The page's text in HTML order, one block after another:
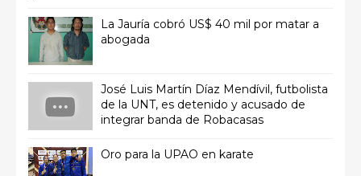
La Jauría cobró US$ 40 mil por matar a
abogada
José Luis Martín Díaz Mendívil, futbolista
de la UNT, es detenido y acusado de
integrar banda de Robacasas
Oro para la UPAO en karate